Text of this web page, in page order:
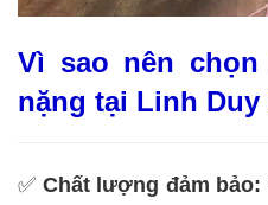
Vì sao nên
nặng tại Linh Duy
✅ Chất lượng đảm bảo: